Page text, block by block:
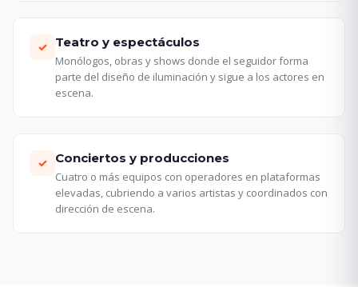
✓ Teatro y espectáculos
Monólogos, obras y shows donde el seguidor forma
parte del diseño de iluminación y sigue a los actores en
escena.
✓ Conciertos y producciones
Cuatro o más equipos con operadores en plataformas
elevadas, cubriendo a varios artistas y coordinados con
dirección de escena.